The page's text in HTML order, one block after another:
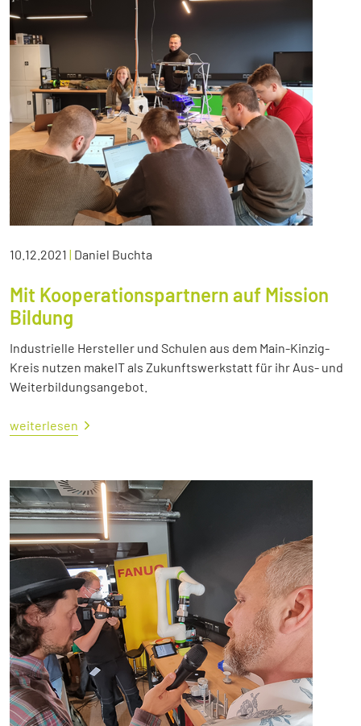
10.12.2021 | Daniel Buchta
Mit Kooperationspartnern auf Mission
Bildung
Industrielle Hersteller und Schulen aus dem Main-Kinzig-
Kreis nutzen makeIT als Zukunftswerkstatt für ihr Aus- und
Weiterbildungsangebot.
weiterlesen